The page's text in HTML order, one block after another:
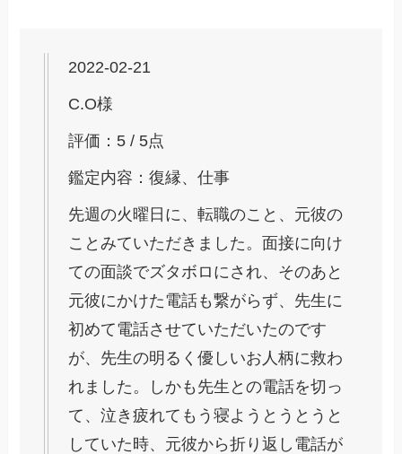
2022-02-21
C.O様
評価：5 / 5点
鑑定内容：復縁、仕事
先週の火曜日に、転職のこと、元彼の
ことみていただきました。面接に向け
ての面談でズタボロにされ、そのあと
元彼にかけた電話も繋がらず、先生に
初めて電話させていただいたのです
が、先生の明るく優しいお人柄に救わ
れました。しかも先生との電話を切っ
て、泣き疲れてもう寝ようとうとうと
していた時、元彼から折り返し電話が